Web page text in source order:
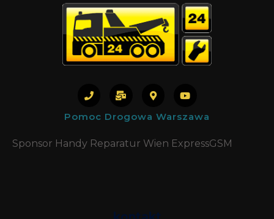
Pomoc Drogowa Warszawa
Sponsor Handy Reparatur Wien ExpressGSM